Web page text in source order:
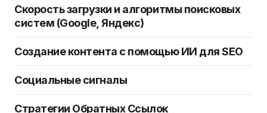
Скорость загрузки и алгоритмы поисковых
систем (Google, Яндекс)
Создание контента с помощью ИИ для SEO
Социальные сигналы
Стратегии Обратных Ссылок